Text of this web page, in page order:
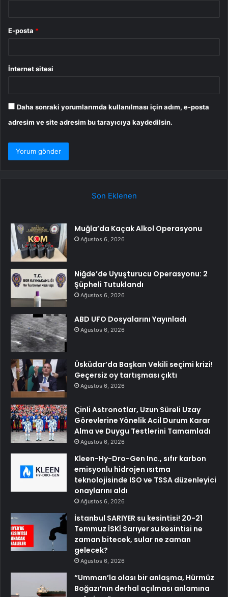
E-posta *
İnternet sitesi
Daha sonraki yorumlarımda kullanılması için adım, e-posta
adresim ve site adresim bu tarayıcıya kaydedilsin.
Son Eklenen
Muğla’da Kaçak Alkol Operasyonu
Ağustos 6, 2026
Niğde’de Uyuşturucu Operasyonu: 2
Şüpheli Tutuklandı
Ağustos 6, 2026
ABD UFO Dosyalarını Yayınladı
Ağustos 6, 2026
Üsküdar’da Başkan Vekili seçimi krizi!
Geçersiz oy tartışması çıktı
Ağustos 6, 2026
Çinli Astronotlar, Uzun Süreli Uzay
Görevlerine Yönelik Acil Durum Karar
Alma ve Duygu Testlerini Tamamladı
Ağustos 6, 2026
Kleen-Hy-Dro-Gen Inc., sıfır karbon
emisyonlu hidrojen ısıtma
teknolojisinde ISO ve TSSA düzenleyici
onaylarını aldı
Ağustos 6, 2026
İstanbul SARIYER su kesintisi! 20-21
Temmuz İSKİ Sarıyer su kesintisi ne
zaman bitecek, sular ne zaman
gelecek?
Ağustos 6, 2026
“Umman’la olası bir anlaşma, Hürmüz
Boğazı’nın derhal açılması anlamına